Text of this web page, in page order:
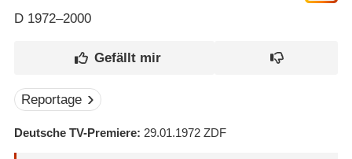
D1972–2000
Reportage
Deutsche TV-Premiere 29.01.1972 ZDF